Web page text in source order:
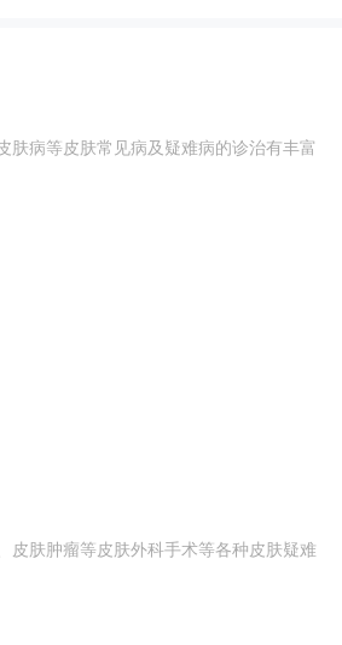
病等皮肤常见病及疑难病的诊治有丰富
皮肤肿瘤等皮肤外科手术等各种皮肤疑难